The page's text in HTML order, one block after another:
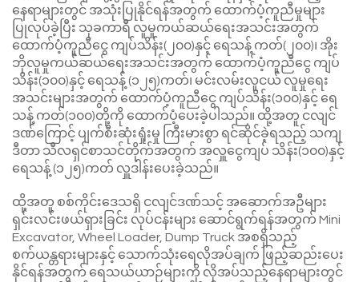
နေရာများတွင် အသုံးပြုနိုင်ရန်အတွက် ထောက်ပံ့ကူညီမှုများ
ပြုလုပ်ခဲ့ပြီး သုခကာရီ လူမှုကယ်ဆယ်ရေးအသင်းအတွက်
ထောက်ပံ့ကူညီငွေ ကျပ်သိန်း(၂၀၀)နှင့် ရေသန့် ကတ်(၂၀၀)၊ အိုး
ဘိုလူမှုကယ်ဆယ်ရေးအသင်းအတွက် ထောက်ပံ့ကူညီငွေ ကျပ်
သိန်း(၁၀၀)နှင့် ရေသန့် (၁၂၅)ကတ်၊ မင်းလမ်းလူငယ် လူမှုရေး
အသင်းများအတွက် ထောက်ပံ့ကူညီငွေ ကျပ်သိန်း(၁၀၀)နှင့် ရေ
သန့် ကတ်(၁၀၀)တို့ကို ထောက်ပံ့ပေးခဲ့ပါသည်။ ထို့အတူ ငလျင်
ဒဏ်ကြောင့် ပျက်စီးဆုံးရှုံးမှု ကြီးမားစွာ ရင်ဆိုင်ခဲ့ရသည့် သကျ
ဒီတာ သီလရှင်စာသင်တိုက်အတွက် အလှူငွေကျပ် သိန်း(၁၀၀)နှင့်
ရေသန့် (၁၂၅)ကတ် လှူဒါန်းပေးခဲ့သည်။
ထို့အတူ စစ်ကိုင်းဒေသရှိ ငလျင်ဒဏ်သင့် အဆောက်အဦများ
ရှင်းလင်းဖယ်ရှားခြင်း လုပ်ငန်းများ ဆောင်ရွက်ရန်အတွက် Mini
Excavator, Wheel Loader, Dump Truck အစရှိသည့်
စက်ယန္တရားများနှင့် သောက်သုံးရေလိုအပ်ချက် ဖြည့်ဆည်းပေး
နိုင်ရန်အတွက် ရေသယ်ယာဉ်များကို လိုအပ်သည့်နေရာများတွင်